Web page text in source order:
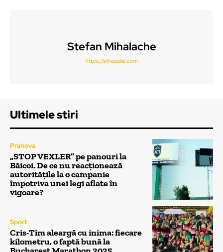
Stefan Mihalache
https://stireazilei.com
Ultimele stiri
Prahova
„STOP VEXLER” pe panouri la
Băicoi. De ce nu reacționează
autoritățile la o campanie
împotriva unei legi aflate în
vigoare?
Sport
Cris-Tim aleargă cu inima: fiecare
kilometru, o faptă bună la